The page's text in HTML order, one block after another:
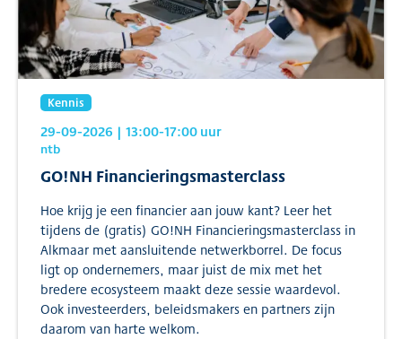
Kennis
29-09-2026 | 13:00-17:00uur
ntb
GO!NH Financieringsmasterclass
Hoe krijg je een financier aan jouw kant? Leer het
tijdens de (gratis) GO!NH Financieringsmasterclass in
Alkmaar met aansluitende netwerkborrel. De focus
ligt op ondernemers, maar juist de mix met het
bredere ecosysteem maakt deze sessie waardevol.
Ook investeerders, beleidsmakers en partners zijn
daarom van harte welkom.